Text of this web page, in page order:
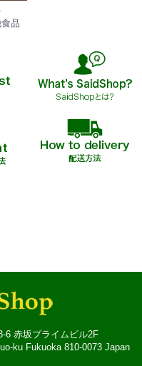
品
6 赤坂プライムビル2F
ku Fukuoka 810-0073 Japan